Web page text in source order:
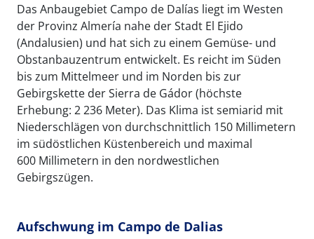
Das Anbaugebiet Campo de Dalías liegt im Westen
der Provinz Almería nahe der Stadt El Ejido
(Andalusien) und hat sich zu einem Gemüse- und
Obstanbauzentrum entwickelt. Es reicht im Süden
bis zum Mittelmeer und im Norden bis zur
Gebirgskette der Sierra de Gádor (höchste
Erhebung: 2 236 Meter). Das Klima ist semiarid mit
Niederschlägen von durchschnittlich 150 Millimetern
im südöstlichen Küstenbereich und maximal
600 Millimetern in den nordwestlichen
Gebirgszügen.
Aufschwung im Campo de Dalias